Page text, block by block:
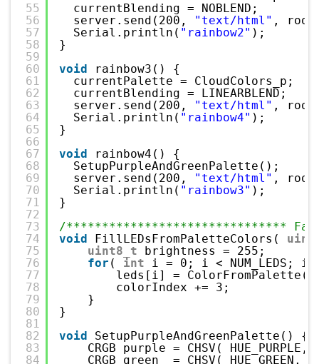
55
56
57
58
59
60
61
62
63
64
65
66
67
68
69
70
71
72
73
74
75
76
77
78
79
80
81
82
83
84
currentBlending = NOBLEND;
server.send(200,
"text/html" ,
Serial.println( "rainbow2" );
}
void
rainbow3() {
currentPalette = CloudColors_p;
currentBlending = LINEARBLEND;
server.send(200,
"text/html" ,
Serial.println( "rainbow4" );
}
void
rainbow4() {
SetupPurpleAndGreenPalette();
server.send(200,
"text/html" ,
Serial.println( "rainbow3" );
}
/*******************************
void
FillLEDsFromPaletteColors(
uint8_t
brightness = 255;
for ( int
i = 0; i < NUM_LEDS;
leds[i] = ColorFromPalette(
colorIndex += 3;
}
}
void
SetupPurpleAndGreenPalette() {
CRGB purple = CHSV(
CRGB green  = CHSV(